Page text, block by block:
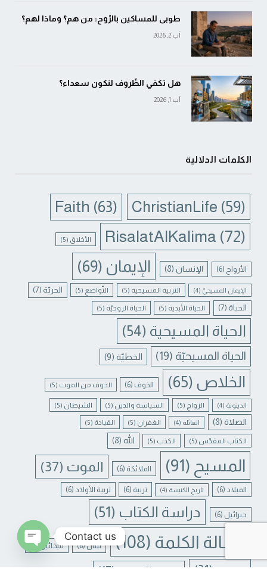
طوبى للمساكين بالرّوح: من هم؟ وماذا لهم؟
آب 2, 2026
هل تكفي الظّروف لنكون سعداء؟
آب 1, 2026
الكلمات الدلالية
ChristianLife (59)
Faith (63)
RisalatAlKalima (72) الأخلاق (5)
الأرواح (6) الإنسان(8) الإيمان (69)
الإيمان المسيحيّ (4) التربية المسيحية (5) التّواضع (5) الحريّة (7)
الحياة (7) الحياة الأبدية (5) الحياة الروحيّة (5)
الحياة المسيحية (54)
الحياة المسيحيّة (19) الخطيّة (9)
الخلاص (65) الخوف (6) الخوف من الموت (5)
الدينونة (4) الزواج (5) السياسة والدين (5) الشيطان (5)
الصلاة (8) العائلة (4) الغفران (5) القيادة (5)
الكتاب المقدّس (5) الكذب (5) الله (8)
المسيح (91) الملائكة (6) الموت (37)
الميلاد (6) تاريخ الكنيسة (4) تربية (6) تربية الأولاد (6)
جبرائيل (6) دراسة الكتاب (51)
رسالة الكلمة (108) لبنان(6) ميخائيل(6)
(31) يسوع المسيح (17)
Contact us